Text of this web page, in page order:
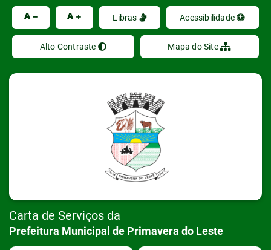
A A Libras Acessibilidade
Alto Contraste Mapa do Site
Carta de Serviços da
Prefeitura Municipal de Primavera do Leste